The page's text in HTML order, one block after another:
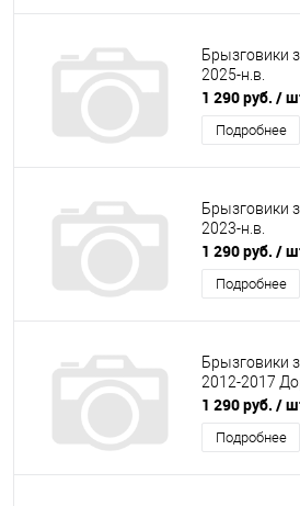
Брызговики
2025-н.в.
1 290 руб. /
Подробнее
Брызговики
2023-н.в.
1 290 руб. /
Подробнее
Брызговики
2012-2017
1 290 руб. /
Подробнее